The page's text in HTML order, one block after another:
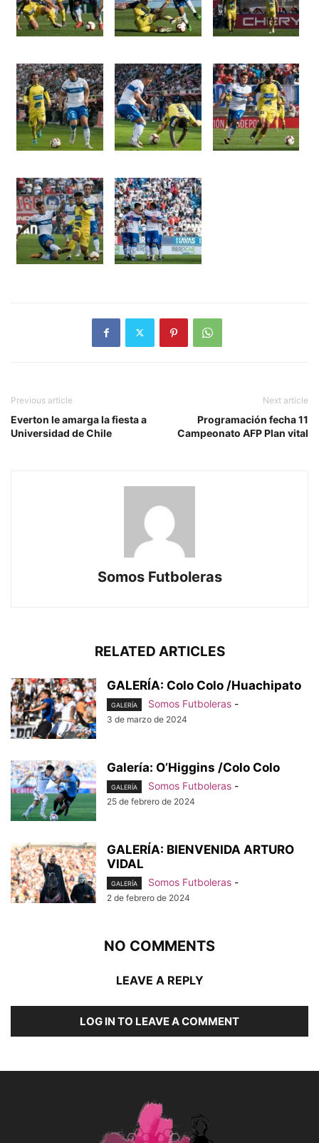
Previous article
Everton le amarga la fiesta a
Universidad de Chile
Next article
Programación fecha 11
Campeonato AFP Plan vital
Somos Futboleras
RELATED ARTICLES
GALERÍA: Colo Colo /Huachipato
GALERÍA Somos Futboleras -
3 de marzo de 2024
Galería: O’Higgins /Colo Colo
GALERÍA Somos Futboleras -
25 de febrero de 2024
GALERÍA: BIENVENIDA ARTURO
VIDAL
GALERÍA Somos Futboleras -
2 de febrero de 2024
NO COMMENTS
LEAVE A REPLY
LOG IN TO LEAVE A COMMENT